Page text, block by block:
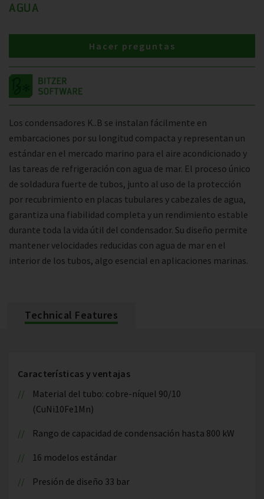
AGUA
Los condensadores K..B se instalan fácilmente en
embarcaciones por su longitud compacta y representan un
estándar en el mercado marino para el aire acondicionado y
las tareas de refrigeración con agua de mar. El proceso único
de soldadura fuerte de tubos, junto al uso de la protección
por recubrimiento en placas tubulares y cabezales de agua,
garantiza una fiabilidad completa y un rendimiento estable
durante toda la vida útil del condensador. Su diseño permite
mantener velocidades reducidas con agua de mar en el
interior de los tubos, algo esencial en aplicaciones marinas.
Hacer preguntas
Technical Features
Características y ventajas
Material del tubo: cobre-níquel 90/10
(CuNi10Fe1Mn)
Rango de capacidad de condensación hasta 800 kW
16 modelos estándar
Presión de diseño 33 bar